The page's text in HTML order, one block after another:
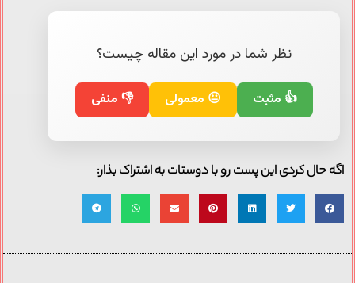
نظر شما در مورد این مقاله چیست؟
👍 مثبت 😐 معمولی 👎 منفی
اگه حال کردی این پست رو با دوستات به اشتراک بذار: